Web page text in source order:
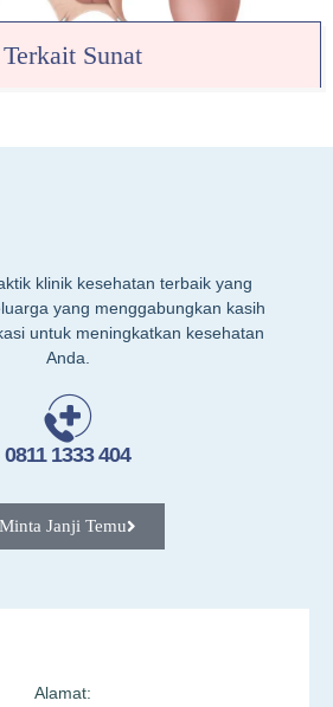
Sunat
klinik kesehatan terbaik yang
yang menggabungkan kasih
untuk meningkatkan kesehatan
Anda.
0811 1333 404
Minta Janji Temu
Alamat: